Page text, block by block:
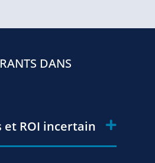
DANS
et ROI incertain